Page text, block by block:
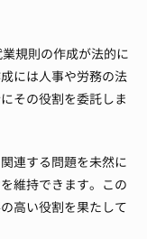
規則の作成が法的に
には人事や労務の法
その役割を委託しま
連する問題を未然に
維持できます。この
高い役割を果たして